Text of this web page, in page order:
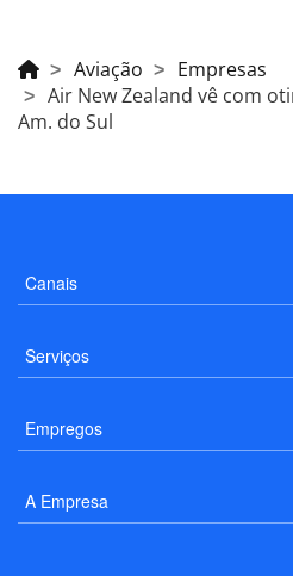
Aviação
Empresas
Air New Zealand vê com
Am. do Sul
Canais
Serviços
Empregos
A Empresa